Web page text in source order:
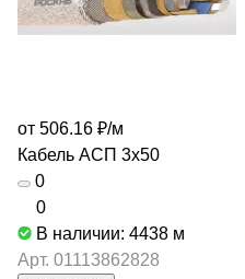
от 506.16 ₽/м
Кабель АСП 3х50
0
0
В наличии: 4438 м
Арт. 01113862828